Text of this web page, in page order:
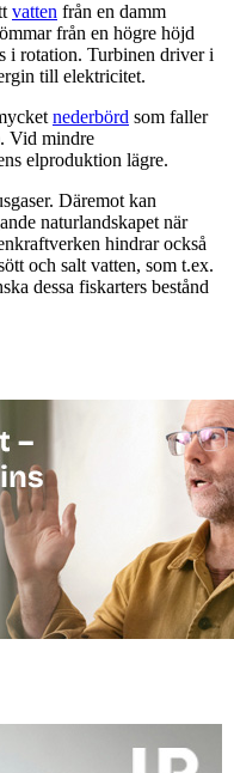
vatten från en damm
från en högre höjd
i rotation. Turbinen driver i
till elektricitet.
nederbörd som faller
Vid mindre
elproduktion lägre.
Däremot kan
naturlandskapet när
hindrar också
och salt vatten, som t.ex.
dessa fiskarters bestånd